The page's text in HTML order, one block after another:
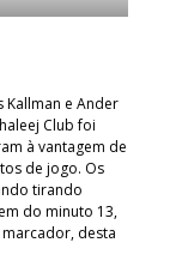
Kallman e Ander
Club foi
à vantagem de
de jogo. Os
tirando
do minuto 13,
desta